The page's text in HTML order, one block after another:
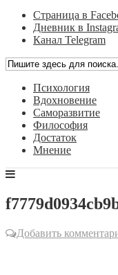
Страница в
Дневник в
Канал Telegram
Психология
Вдохновение
Саморазвитие
Философия
Достаток
Мнение
Добавить